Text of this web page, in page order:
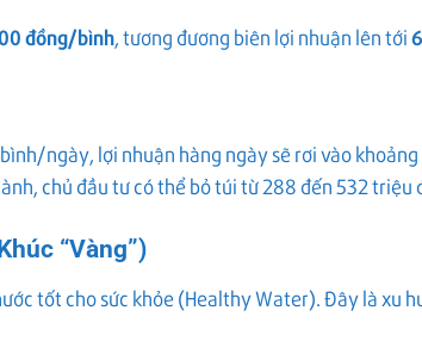
đồng/bình, tương đương biên lợi nhuận lên tới
ngày, lợi nhuận hàng ngày sẽ rơi vào
chủ đầu tư có thể bỏ túi từ 288 đến 532 triệu
“Vàng”)
tốt cho sức khỏe (Healthy Water). Đây là xu